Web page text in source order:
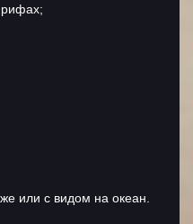
рифах;
или с видом на океан.